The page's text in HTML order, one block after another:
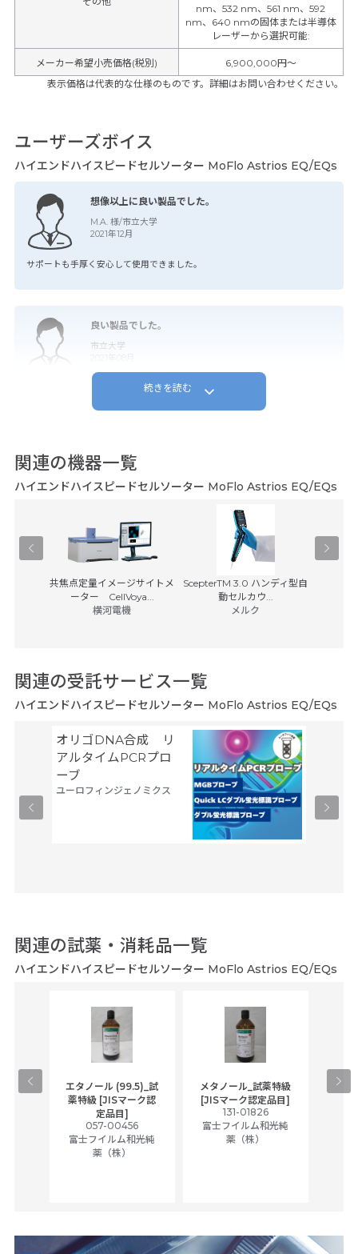
nm、532 nm、561 nm、592
nm、640 nmの固体または半導体
レーザーから選択可能:
メーカー希望小売価格(税別)
6,900,000円〜
表示価格は代表的な仕様のものです。詳細はお問い合わせください。
ユーザーズボイス
ハイエンドハイスピードセルソーター MoFlo Astrios EQ/EQs
想像以上に良い製品でした。
サポートも手厚く安心して使用できました。
M.A. 様/市立大学
2021年12月
良い製品でした。
長年使用しておりますが問題なく、サービスの方の対応も良いので助かって
市立大学
続きを読む
関連の機器一覧
ハイエンドハイスピードセルソーター MoFlo Astrios EQ/EQs
共焦点定量イメージサイトメ
ーター CellVoya...
横河電機
ScepterTM 3.0 ハンディ型自
動セルカウ...
メルク
関連の受託サービス一覧
ハイエンドハイスピードセルソーター MoFlo Astrios EQ/EQs
オリゴDNA合成 リ
アルタイムPCRプロ
ーブ
ユーロフィンジェノミクス
関連の試薬・消耗品一覧
ハイエンドハイスピードセルソーター MoFlo Astrios EQ/EQs
エタノール (99.5)_試
薬特級 [JISマーク認
定品目]
057-00456
富士フイルム和光純
薬（株）
メタノール_試薬特級
[JISマーク認定品目]
131-01826
富士フイルム和光純
薬（株）
ア